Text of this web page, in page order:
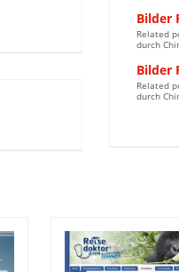
Bilder
Related
durch
Bilder
Related
durch